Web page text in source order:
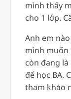
mình thấy
cho 1 lớp.
Anh em
mình muốn
còn đang
để học BA.
tham khảo